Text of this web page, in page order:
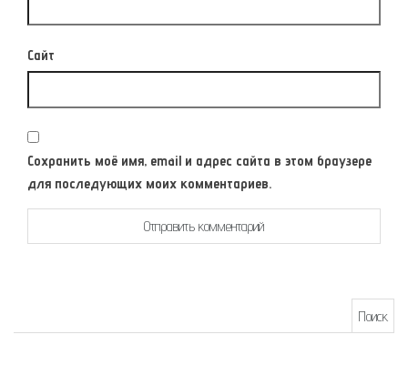
Сайт
Сохранить моё имя, email и адрес сайта в этом браузере
для последующих моих комментариев.